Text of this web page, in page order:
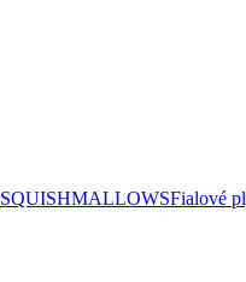
SQUISHMALLOWSFialové